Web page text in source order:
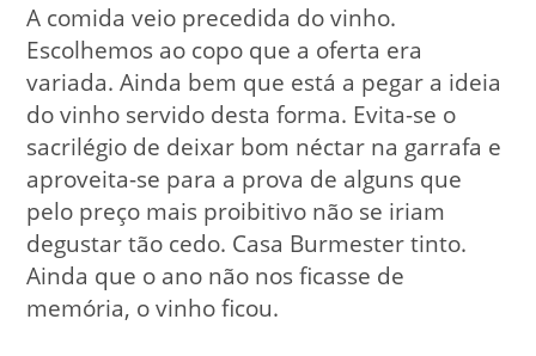
A comida veio precedida do vinho.
Escolhemos ao copo que a oferta era
variada. Ainda bem que está a pegar a ideia
do vinho servido desta forma. Evita-se o
sacrilégio de deixar bom néctar na garrafa e
aproveita-se para a prova de alguns que
pelo preço mais proibitivo não se iriam
degustar tão cedo. Casa Burmester tinto.
Ainda que o ano não nos ficasse de
memória, o vinho ficou.